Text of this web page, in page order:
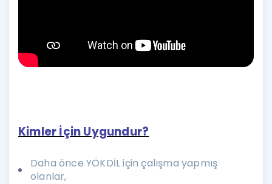
Kimler İçin Uygundur?
Daha önce YÖKDİL için çalışma yapmış
olanlar,